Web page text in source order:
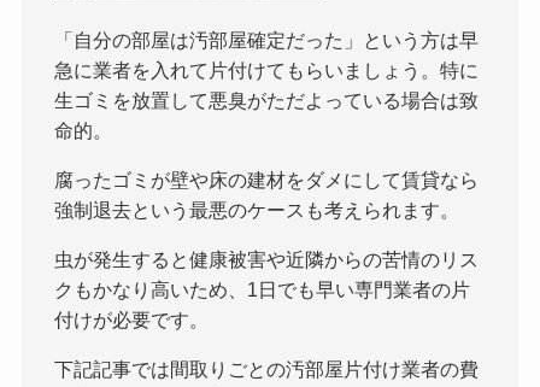
「自分の部屋は汚部屋確定だった」という方は早
急に業者を入れて片付けてもらいましょう。特に
生ゴミを放置して悪臭がただよっている場合は致
命的。
腐ったゴミが壁や床の建材をダメにして賃貸なら
強制退去という最悪のケースも考えられます。
虫が発生すると健康被害や近隣からの苦情のリス
クもかなり高いため、1日でも早い専門業者の片
付けが必要です。
下記記事では間取りごとの汚部屋片付け業者の費